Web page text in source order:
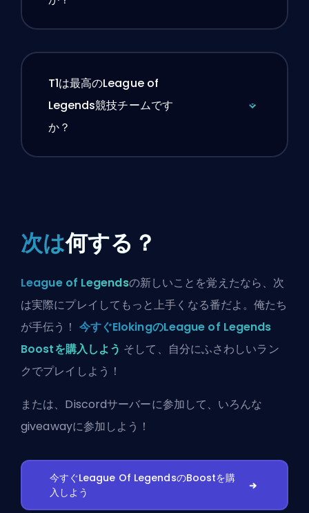
T1は最高のLeague of
Legends競技チームです
か？
次は何する？
League of Legendsの新しいことを覚えたなら、次
は実際にプレイしてもっと上手くなる番だよ。俺たち
が手伝う！ 今すぐElokingのLeague of Legends
Boostを購入しよう そして、自分にふさわしいラン
クでプレイしよう！
または、 Discordサーバーに参加して、いろんな
giveawayに参加しよう！
今すぐLeague Of LegendsのBoostを購
入しよう